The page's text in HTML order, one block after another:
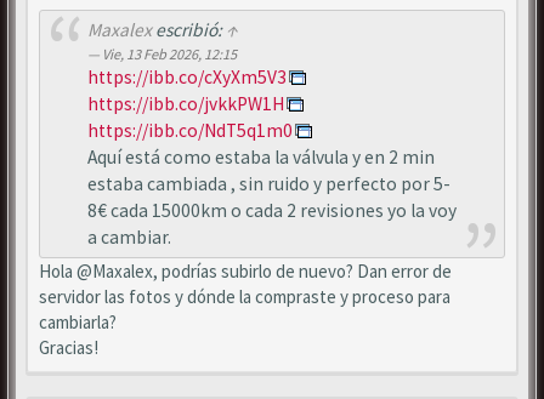
Maxalexescribió: ↑
Vie, 13 Feb 2026, 12:15
https://ibb.co/cXyXm5V3
https://ibb.co/jvkkPW1H
https://ibb.co/NdT5q1m0
Aquí está como estaba la válvula y en 2 min
estaba cambiada , sin ruido y perfecto por 5-
8€ cada 15000km o cada 2 revisiones yo la voy
a cambiar.
Hola @Maxalex, podrías subirlo de nuevo? Dan error de
servidor las fotos y dónde la compraste y proceso para
cambiarla?
Gracias!